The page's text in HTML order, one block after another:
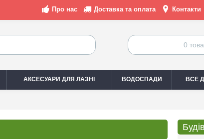
Про нас Доставка та оплата Контакти
0
АКСЕСУАРИ ДЛЯ ЛАЗНІ ВОДОСПАДИ ВСЕ